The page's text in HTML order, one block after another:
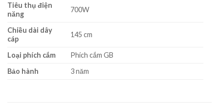
Tiêu thụ điện
năng
700W
Chiều dài dây
cáp
145 cm
Loại phích cắm
Phích cắm GB
Bảo hành
3 năm